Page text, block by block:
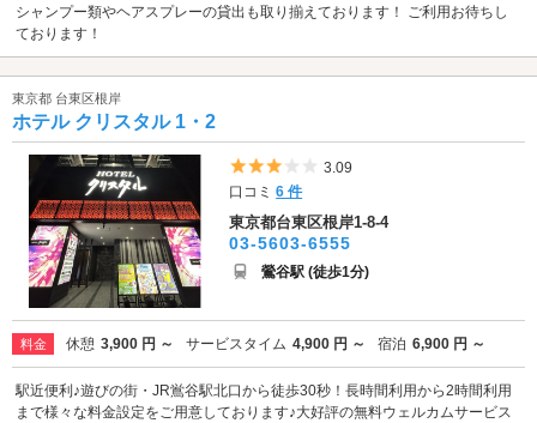
シャンプー類やヘアスプレーの貸出も取り揃えております！ ご利用お待ちし
ております！
東京都 台東区根岸
ホテル クリスタル 1・2
5つ星のうち3
3.09
口コミ6 件
東京都台東区根岸1-8-4
03-5603-6555
鶯谷駅 (徒歩1分)
料金 休憩 3,900 円 ～ サービスタイム 4,900 円 ～ 宿泊 6,900 円 ～
駅近便利♪遊びの街・JR鴬谷駅北口から徒歩30秒！長時間利用から2時間利用
まで様々な料金設定をご用意しております♪大好評の無料ウェルカムサービス